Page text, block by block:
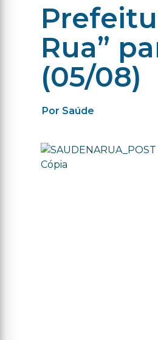
Rua”
(05/08)
Por Saúde